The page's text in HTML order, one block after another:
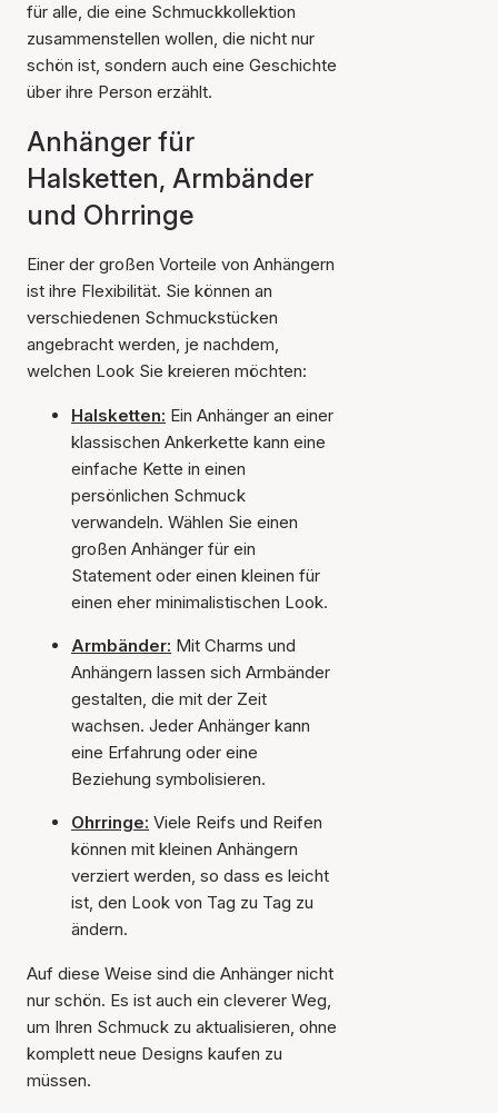
für alle, die eine Schmuckkollektion
zusammenstellen wollen, die nicht nur
schön ist, sondern auch eine Geschichte
über ihre Person erzählt.
Anhänger für
Halsketten, Armbänder
und Ohrringe
Einer der großen Vorteile von Anhängern
ist ihre Flexibilität. Sie können an
verschiedenen Schmuckstücken
angebracht werden, je nachdem,
welchen Look Sie kreieren möchten:
Halsketten: Ein Anhänger an einer
klassischen Ankerkette kann eine
einfache Kette in einen
persönlichen Schmuck
verwandeln. Wählen Sie einen
großen Anhänger für ein
Statement oder einen kleinen für
einen eher minimalistischen Look.
Armbänder: Mit Charms und
Anhängern lassen sich Armbänder
gestalten, die mit der Zeit
wachsen. Jeder Anhänger kann
eine Erfahrung oder eine
Beziehung symbolisieren.
Ohrringe: Viele Reifs und Reifen
können mit kleinen Anhängern
verziert werden, so dass es leicht
ist, den Look von Tag zu Tag zu
ändern.
Auf diese Weise sind die Anhänger nicht
nur schön. Es ist auch ein cleverer Weg,
um Ihren Schmuck zu aktualisieren, ohne
komplett neue Designs kaufen zu
müssen.